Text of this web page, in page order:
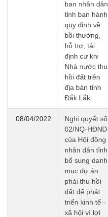
ban nhân dân
tỉnh ban hành
quy định về
bồi thường,
hỗ trợ, tái
định cư khi
Nhà nước thu
hồi đất trên
địa bàn tỉnh
Đắk Lắk
08/04/2022
Nghị quyết số
02/NQ-HĐND
của Hội đồng
nhân dân tỉnh
bổ sung danh
mục dự án
phải thu hồi
đất để phát
triển kinh tế -
xã hội vì lợi